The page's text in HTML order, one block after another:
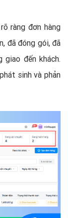
ràng đơn hàng
đã đóng gói, đã
giao đến khách.
sinh và phản